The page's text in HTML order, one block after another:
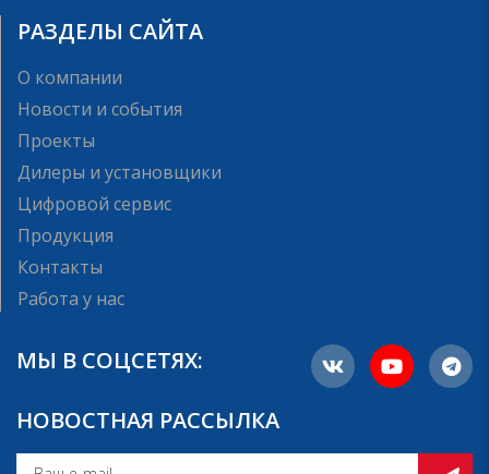
РАЗДЕЛЫ САЙТА
О компании
Новости и события
Проекты
Дилеры и установщики
Цифровой сервис
Продукция
Контакты
Работа у нас
МЫ В СОЦСЕТЯХ:
НОВОСТНАЯ РАССЫЛКА